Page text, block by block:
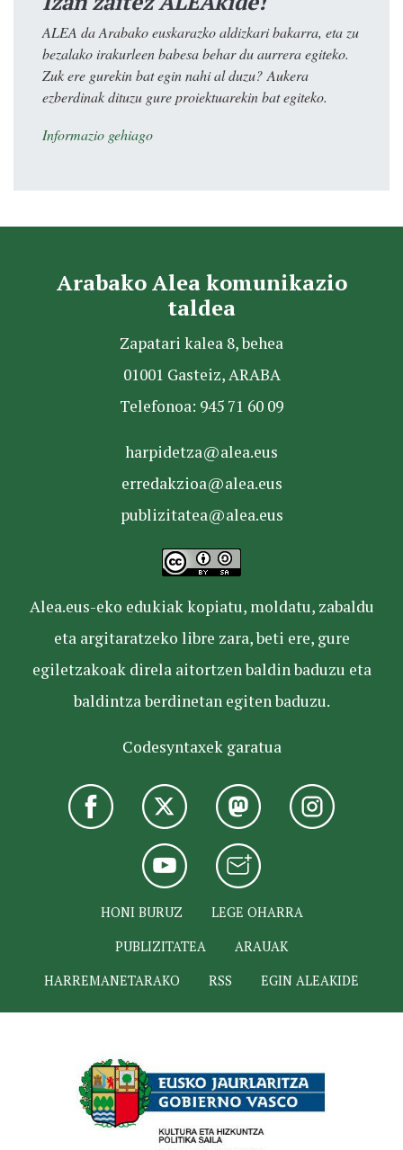
ALEA da Arabako euskarazko aldizkari bakarra, eta zu
bezalako irakurleen babesa behar du aurrera egiteko.
Zuk ere gurekin bat egin nahi al duzu? Aukera
ezberdinak dituzu gure proiektuarekin bat egiteko.
Informazio gehiago
Arabako Alea komunikazio
taldea
Zapatari kalea 8, behea
01001 Gasteiz, ARABA
Telefonoa: 945 71 60 09
harpidetza@alea.eus
erredakzioa@alea.eus
publizitatea@alea.eus
Alea.eus-eko edukiak kopiatu, moldatu, zabaldu
eta argitaratzeko libre zara, beti ere, gure
egiletzakoak direla aitortzen baldin baduzu eta
baldintza berdinetan egiten baduzu.
Codesyntaxek garatua
HONI BURUZ
LEGE OHARRA
PUBLIZITATEA
ARAUAK
HARREMANETARAKO
RSS EGIN ALEAKIDE